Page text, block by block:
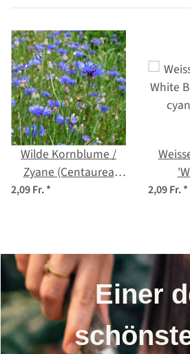
Wilde Kornblume /
Zyane (Centaurea
cyanus) Samen
2,09 Fr.* 2,09 Fr.*
Einer